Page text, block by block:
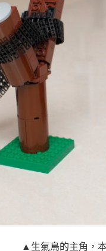
▲生氣鳥的主角，